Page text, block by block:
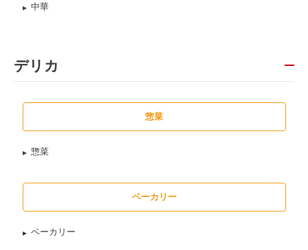
中華
デリカ
惣菜
惣菜
ベーカリー
ベーカリー